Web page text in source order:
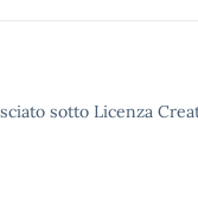
sotto Licenza